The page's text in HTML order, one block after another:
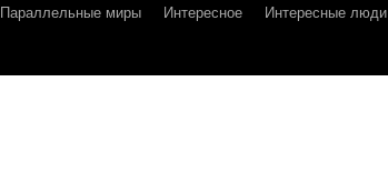
Параллельные миры Интересное Интересные люди